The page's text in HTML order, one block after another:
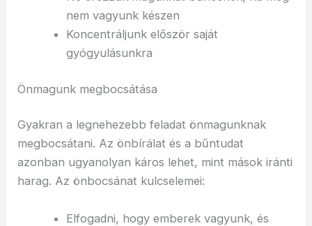
nem vagyunk készen
Koncentráljunk először saját
gyógyulásunkra
Önmagunk megbocsátása
Gyakran a legnehezebb feladat önmagunknak
megbocsátani. Az önbírálat és a bűntudat
azonban ugyanolyan káros lehet, mint mások iránti
harag. Az önbocsánat kulcselemei:
Elfogadni, hogy emberek vagyunk, és